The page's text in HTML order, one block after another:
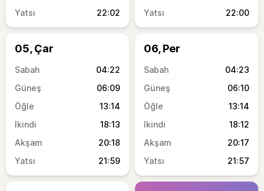
22:02
22:00
05, Çar
04:22
06:09
13:14
18:13
20:18
21:59
06, Per
04:23
06:10
13:14
18:12
20:17
21:57